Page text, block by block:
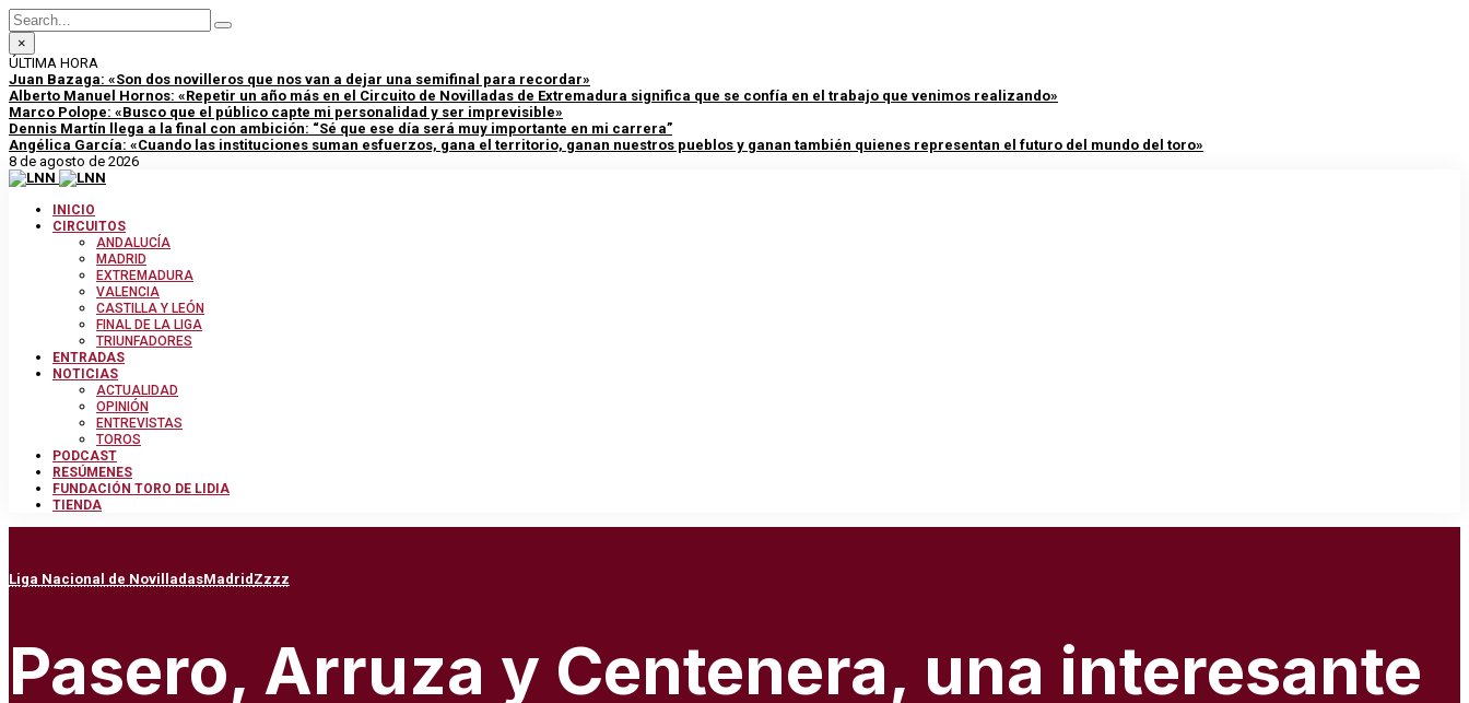
×
ÚLTIMA HORA
Juan Bazaga: «Son dos novilleros que nos van a dejar una semifinal para recordar»
Alberto Manuel Hornos: «Repetir un año más en el Circuito de Novilladas de Extremadura significa que se confía en el trabajo que venimos realizando»
Marco Polope: «Busco que el público capte mi personalidad y ser imprevisible»
Dennis Martín llega a la final con ambición: “Sé que ese día será muy importante en mi carrera”
Angélica García: «Cuando las instituciones suman esfuerzos, gana el territorio, ganan nuestros pueblos y ganan también quienes representan el futuro del mundo del toro»
8 de agosto de 2026
INICIO
CIRCUITOS
ANDALUCÍA
MADRID
EXTREMADURA
VALENCIA
CASTILLA Y LEÓN
FINAL DE LA LIGA
TRIUNFADORES
ENTRADAS
NOTICIAS
ACTUALIDAD
OPINIÓN
ENTREVISTAS
TOROS
PODCAST
RESÚMENES
FUNDACIÓN TORO DE LIDIA
TIENDA
Liga Nacional de NovilladasMadrid Zzzz
Pasero, Arruza y Centenera, una interesante